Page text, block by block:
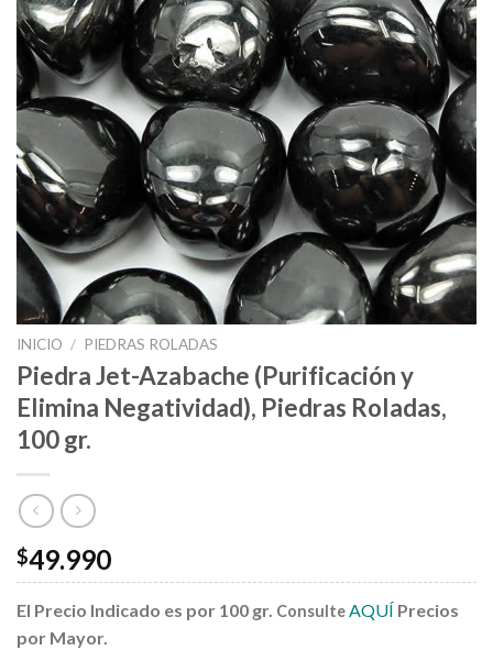
INICIO / PIEDRAS ROLADAS
Piedra Jet-Azabache (Purificación y
Elimina Negatividad), Piedras Roladas,
100 gr.
$49.990
El Precio Indicado es por 100 gr. ConsulteAQUÍ Precios
por Mayor.